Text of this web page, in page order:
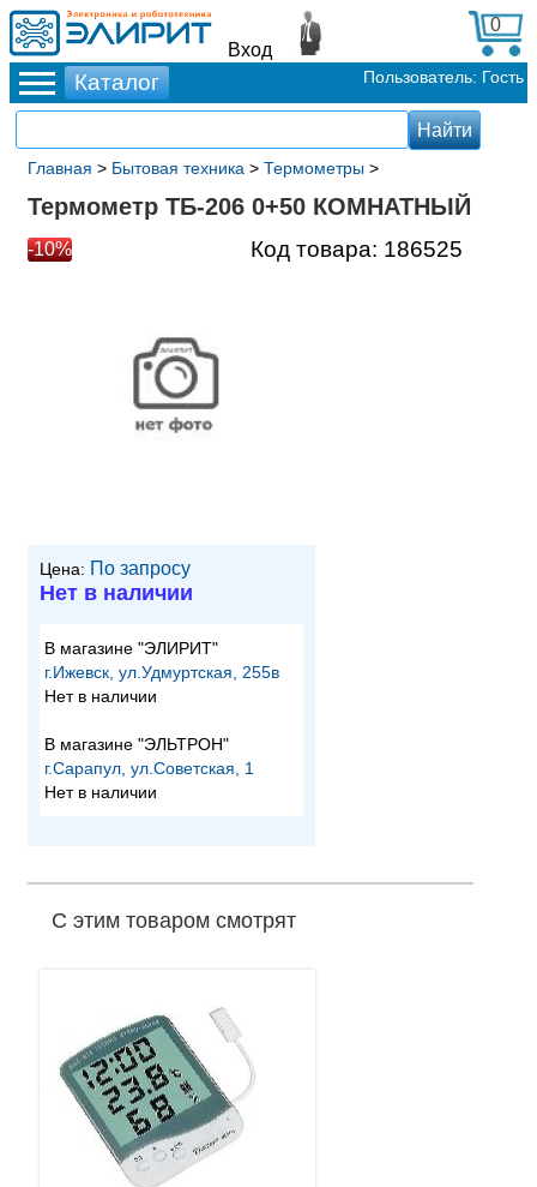
Вход
0
Пользователь: Гость
Главная > Бытовая техника > Термометры >
Термометр ТБ-206 0+50 КОМНАТНЫЙ
-10% Код товара: 186525
Цена: По запросу
Нет в наличии
В магазине "ЭЛИРИТ"
г.Ижевск, ул.Удмуртская, 255в
Нет в наличии
В магазине "ЭЛЬТРОН"
г.Сарапул, ул.Советская, 1
Нет в наличии
С этим товаром смотрят